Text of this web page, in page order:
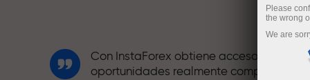
Con InstaForex obtiene acceso a
oportunidades realmente competitivas:
Please
the wrong
We are